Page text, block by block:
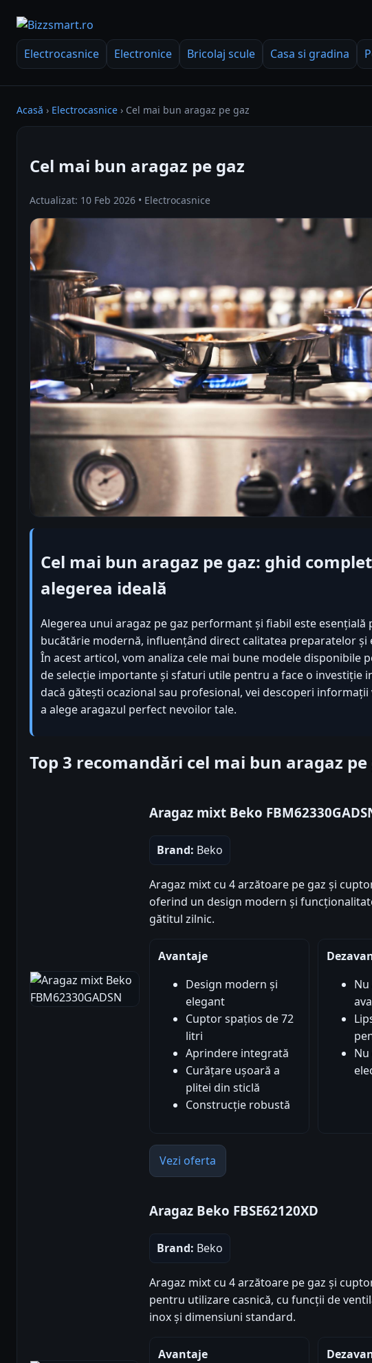
Electrocasnice Electronice Bricolaj scule Casa si gradina
Acasă › Electrocasnice › Cel mai bun aragaz pe gaz
Cel mai bun aragaz pe gaz
Actualizat: 10 Feb 2026 • Electrocasnice
Cel mai bun aragaz pe gaz: ghid
alegerea ideală
Alegerea unui aragaz pe gaz performant și fiabil este esențială
bucătărie modernă, influențând direct calitatea preparatelor și
În acest articol, vom analiza cele mai bune modele disponibile
de selecție importante și sfaturi utile pentru a face o investiție
dacă gătești ocazional sau profesional, vei descoperi
a alege aragazul perfect nevoilor tale.
Top 3 recomandări cel mai bun aragaz pe
Aragaz mixt Beko
Brand: Beko
Aragaz mixt cu 4 arzătoare pe gaz și
oferind un design modern și
gătitul zilnic.
Avantaje
Design modern și
elegant
Cuptor spațios de 72
litri
Aprindere integrată
Curățare ușoară a
plitei din sticlă
Construcție robustă
Vezi oferta
Aragaz Beko FBSE62120XD
Brand: Beko
Aragaz mixt cu 4 arzătoare pe gaz și
pentru utilizare casnică, cu funcții de
inox și dimensiuni standard.
Avantaje